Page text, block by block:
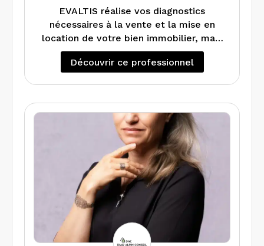
EVALTIS réalise vos diagnostics
nécessaires à la vente et la mise en
location de votre bien immobilier, mais
également peut vous faire un DPE
projeté si vous souhaitez faire des
énergétiques.
En cas de travaux dans votre
avant Travaux
Découvrir ce professionnel